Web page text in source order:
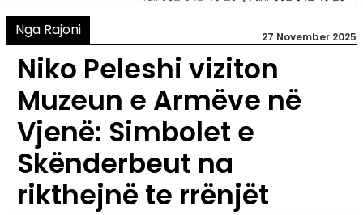
Nga Rajoni 27 November 2025
Niko Peleshi viziton
Muzeun e Armëve në
Vjenë: Simbolet e
Skënderbeut na
rikthejnë te rrënjët